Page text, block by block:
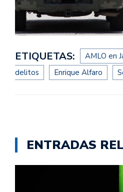
ETIQUETAS: AMLO en
delitos
Enrique Alfaro
ENTRADAS